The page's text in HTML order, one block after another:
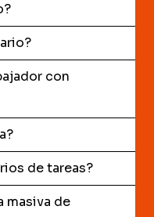
con
de tareas?
masiva de